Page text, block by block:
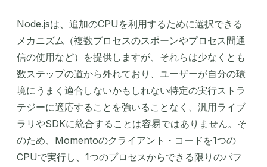
Node.jsは、追加のCPUを利用するために選択できる
メカニズム（複数プロセスのスポーンやプロセス間通
信の使用など）を提供しますが、それらは少なくとも
数ステップの道から外れており、ユーザーが自分の環
境にうまく適合しないかもしれない特定の実行ストラ
テジーに適応することを強いることなく、汎用ライブ
ラリやSDKに統合することは容易ではありません。そ
のため、Momentoのクライアント・コードを1つの
CPUで実行し、1つのプロセスからできる限りのパフ